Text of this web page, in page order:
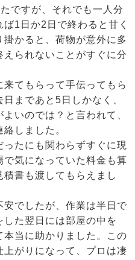
ですが、それでも一人分
1日か2日で終わると甘く
かると、荷物が意外に多
えられないことがすぐに分
てもらって手伝ってもら
まであと5日しかなく、
いのでは？と言われて、
しました。
たにも関わらずすぐに現
気になっていた料金も算
書も渡してもらえまし
安でしたが、作業は半日で
た翌日には部屋の中を
当に助かりました。この
上がりになって、プロは凄